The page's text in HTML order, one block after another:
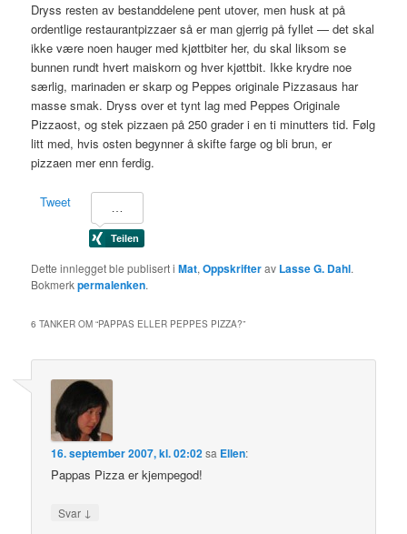
Dryss resten av bestanddelene pent utover, men husk at på
ordentlige restaurantpizzaer så er man gjerrig på fyllet — det skal
ikke være noen hauger med kjøttbiter her, du skal liksom se
bunnen rundt hvert maiskorn og hver kjøttbit. Ikke krydre noe
særlig, marinaden er skarp og Peppes originale Pizzasaus har
masse smak. Dryss over et tynt lag med Peppes Originale
Pizzaost, og stek pizzaen på 250 grader i en ti minutters tid. Følg
litt med, hvis osten begynner å skifte farge og bli brun, er
pizzaen mer enn ferdig.
Tweet
Dette innlegget ble publisert iMat,Oppskrifterav Lasse G. Dahl.
Bokmerkpermalenken.
6 TANKER OM “PAPPAS ELLER PEPPES PIZZA?”
16. september 2007, kl. 02:02sa Ellen:
Pappas Pizza er kjempegod!
Svar ↓